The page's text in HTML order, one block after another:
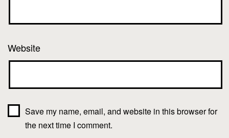
Website
Save my name, email, and website in this browser for
the next time I comment.